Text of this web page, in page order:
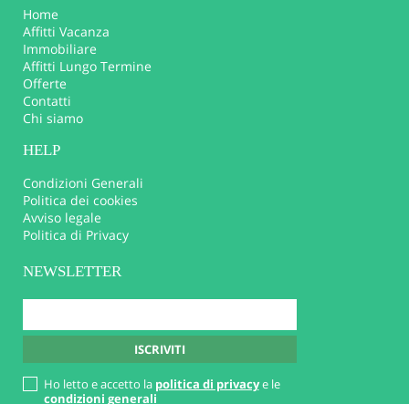
Home
Affitti Vacanza
Immobiliare
Affitti Lungo Termine
Offerte
Contatti
Chi siamo
HELP
Condizioni Generali
Politica dei cookies
Avviso legale
Politica di Privacy
NEWSLETTER
Ho letto e accetto la politica di privacye le
condizioni generali